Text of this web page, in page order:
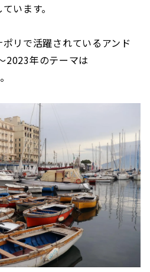
います。
リで活躍されているアンド
2023年のテーマは